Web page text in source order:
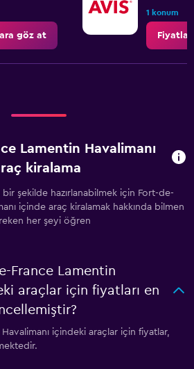
göz at
1 konum
Lamentin Havalimanı
kiralama
bir şekilde hazırlanabilmek için Fort-de-
içinde araç kiralamak hakkında bilmen
her şeyi öğren
France Lamentin
araçlar için fiyatları en
içindeki araçlar için fiyatlar,